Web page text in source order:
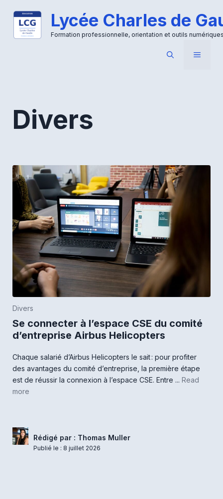
contenu
Lycée Charles de
Formation professionnelle, orientation et outils
MENU
Divers
Divers
Se connecter à l’espace CSE du comité
d’entreprise Airbus Helicopters
Chaque salarié d’Airbus Helicopters le sait : pour profiter
des avantages du comité d’entreprise, la première étape
est de réussir la connexion à l’espace CSE. Entre ... Read
more
Rédigé par : Thomas Muller
Publié le : 8 juillet 2026